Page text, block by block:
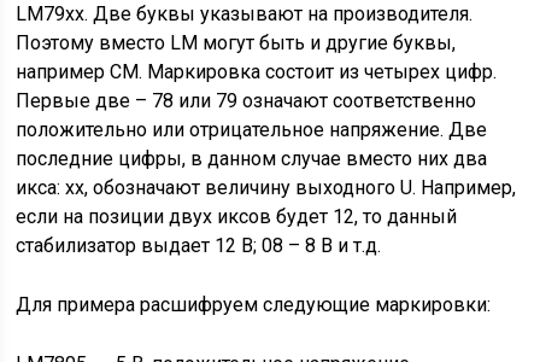
LM79xx. Две буквы указывают на производителя.
Поэтому вместо LM могут быть и другие буквы,
например CM. Маркировка состоит из четырех цифр.
Первые две – 78 или 79 означают соответственно
положительно или отрицательное напряжение. Две
последние цифры, в данном случае вместо них два
икса: хх, обозначают величину выходного U. Например,
если на позиции двух иксов будет 12, то данный
стабилизатор выдает 12 В; 08 – 8 В и т.д.
Для примера расшифруем следующие маркировки: